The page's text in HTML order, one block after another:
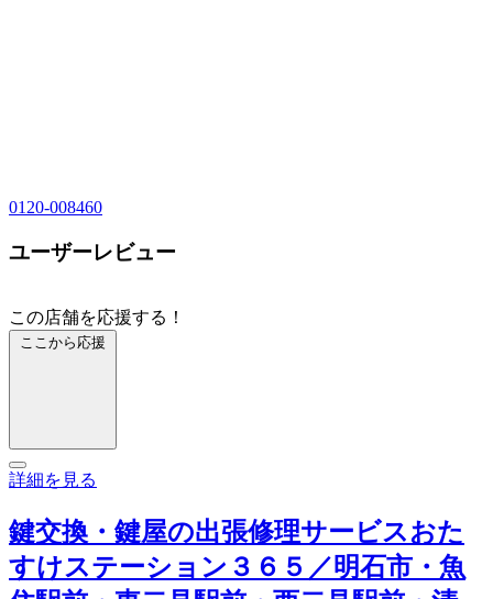
0120-008460
ユーザーレビュー
この店舗を応援する！
ここから応援
詳細を見る
鍵交換・鍵屋の出張修理サービスおた
すけステーション３６５／明石市・魚